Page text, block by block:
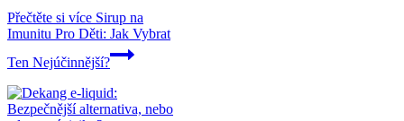
Přečtěte si více Sirup na
Imunitu Pro Děti: Jak Vybrat
Ten Nejúčinnější?